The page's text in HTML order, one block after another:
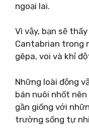
ngoại lai.
Vì vậy, bạn sẽ
Cantabrian trong
gêpa, voi và khỉ
Những loài động
bán nuôi nhốt
gần giống với
trường sống tự